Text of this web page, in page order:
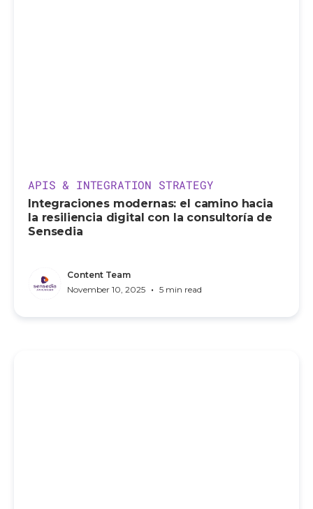
APIS & INTEGRATION STRATEGY
Integraciones modernas: el camino hacia
la resiliencia digital con la consultoría de
Sensedia
Content Team
November 10, 2025 • 5 min read